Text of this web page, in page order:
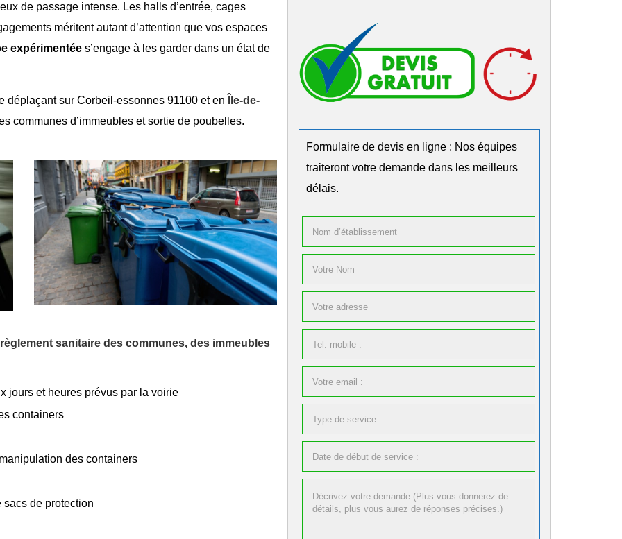
de passage intense. Les halls d’entrée, cages
méritent autant d’attention que vos espaces
expérimentée s’engage à les garder dans un état de
déplaçant sur Corbeil-essonnes 91100 et en
Île-de-
communes d’immeubles etsortie de poubelles.
sanitaire des communes, des immeubles
jours et heures prévus par la voirie
containers
des containers
sacs de protection
Formulaire de devis en ligne : Nos équipes
traiteront votre demande dans les meilleurs
délais.